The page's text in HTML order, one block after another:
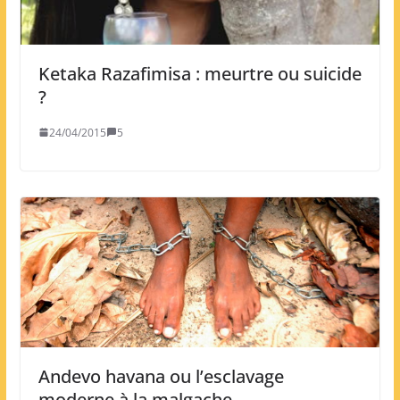
Ketaka Razafimisa : meurtre ou suicide
?
24/04/2015 5
Andevo havana ou l’esclavage